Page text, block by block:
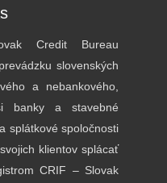
Credit Bureau
slovenských
a nebankového,
banky a stavebné
splátkové spoločnosti
klientov splácať
CRIF – Slovak